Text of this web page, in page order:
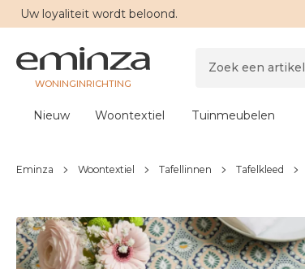
Uw loyaliteit wordt beloond.
WONINGINRICHTING
Nieuw Woontextiel Tuinmeubelen
Eminza Woontextiel Tafellinnen Tafelkleed